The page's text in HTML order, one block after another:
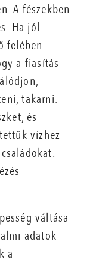
A fészekben
Ha jól
felében
a fiasítás
takarni.
és
vízhez
váltása
adatok
a